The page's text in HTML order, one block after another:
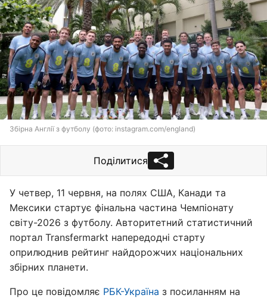
Збірна Англії з футболу (фото: instagram.com/england)
Поділитися
У четвер, 11 червня, на полях США, Канади та
Мексики стартує фінальна частина Чемпіонату
світу-2026 з футболу. Авторитетний статистичний
портал Transfermarkt напередодні старту
оприлюднив рейтинг найдорожчих національних
збірних планети.
Про це повідомляє РБК-Україна з посиланням на